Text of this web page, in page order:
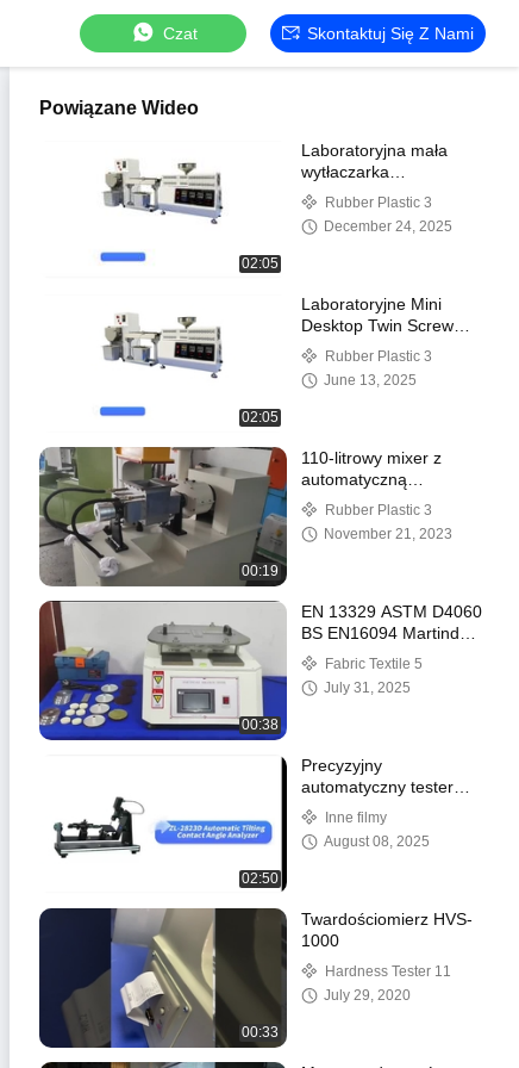
Czat Skontaktuj Się Z Nami
Powiązane Wideo
02:05
Laboratoryjna mała
wytłaczarka
jednoślimakowa
Rubber Plastic 3
December 24, 2025
02:05
Laboratoryjne Mini
Desktop Twin Screw
Extruder Twin Screw
Laboratory Extrusion
Pelletizer
Rubber Plastic 3
June 13, 2025
00:19
110-litrowy mixer z
automatyczną
temperaturą i kontrolą
Rubber Plastic 3
November 21, 2023
00:38
EN 13329 ASTM D4060
BS EN16094 Martindale
Abrasion Tester dla
Martindale Abrasion
Machine do podłogi
Fabric Textile 5
July 31, 2025
02:50
Precyzyjny
automatyczny tester
kąta zwilżania kropli
wody - przyrząd do
pomiaru kąta zwilżania
Inne filmy
August 08, 2025
00:33
Twardościomierz HVS-
1000
Hardness Tester 11
July 29, 2020